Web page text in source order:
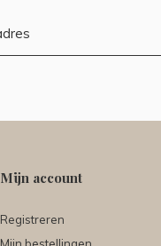
Mijn account
Registreren